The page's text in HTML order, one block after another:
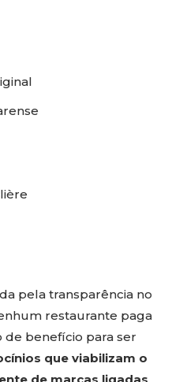
pela transparência no
restaurante paga
benefício para ser
que viabilizam o